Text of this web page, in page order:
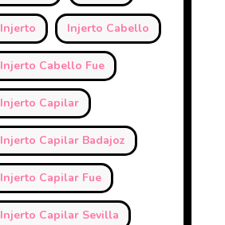
Injerto Injerto Cabello
Injerto Cabello Fue
Injerto Capilar
Injerto Capilar Badajoz
Injerto Capilar Fue
Injerto Capilar Sevilla